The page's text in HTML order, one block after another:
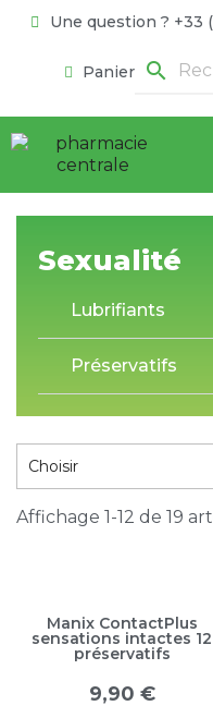
Une question ? +33
Panier search
Sexualité
Lubrifiants
Préservatifs
Choisir
Affichage 1-12 de 19
Manix ContactPlus
sensations intactes 12
préservatifs
9,90 €